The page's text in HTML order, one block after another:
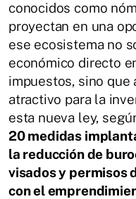
conocidos como
proyectan en una
ese ecosistema no
económico directo
impuestos, sino que
atractivo para la
esta nueva ley,
20 medidas
la reducción de
visados y permisos
con el